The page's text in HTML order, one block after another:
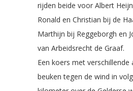
rijden beide voor Albert
Ronald en Christian bij de
Marthijn bij Reggeborgh en
van Arbeidsrecht de Graaf.
Een koers met verschillende
beuken tegen de wind in